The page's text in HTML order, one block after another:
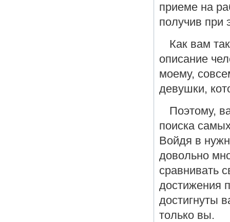
приеме на
получив при
Как вам
описание
моему,
девушки,
Поэтому,
поиска
Войдя в
довольно
сравнивать
достижения
достигнуты
только вы.